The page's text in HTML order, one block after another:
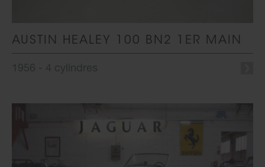
AUSTIN HEALEY 100 BN2 1ER MAIN
1956 - 4 cylindres